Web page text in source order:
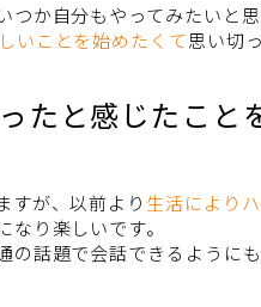
つか自分もやってみたいと
いことを始めたくて思い切
たと感じたこと
すが、以前より 生活により
り楽しいです。
の話題で会話できるようにも